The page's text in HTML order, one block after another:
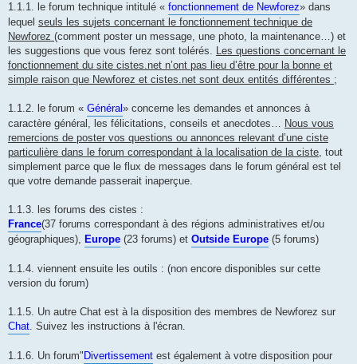
1.1.1. le forum technique intitulé « fonctionnement de Newforez» dans
lequel seuls les sujets concernant le fonctionnement technique de
Newforez (comment poster un message, une photo, la maintenance…) et
les suggestions que vous ferez sont tolérés. Les questions concernant le
fonctionnement du site cistes.net n’ont pas lieu d’être pour la bonne et
simple raison que Newforez et cistes.net sont deux entités différentes ;
1.1.2. le forum « Général» concerne les demandes et annonces à
caractère général, les félicitations, conseils et anecdotes… Nous vous
remercions de poster vos questions ou annonces relevant d’une ciste
particulière dans le forum correspondant à la localisation de la ciste, tout
simplement parce que le flux de messages dans le forum général est tel
que votre demande passerait inaperçue.
1.1.3. les forums des cistes :
France(37 forums correspondant à des régions administratives et/ou
géographiques), Europe (23 forums) et Outside Europe (5 forums)
1.1.4. viennent ensuite les outils : (non encore disponibles sur cette
version du forum)
1.1.5. Un autre Chat est à la disposition des membres de Newforez sur
Chat. Suivez les instructions à l'écran.
1.1.6. Un forum" Divertissement est également à votre disposition pour